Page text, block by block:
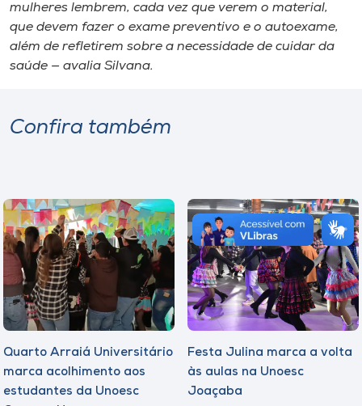
mulheres lembrem, cada vez que verem o material,
que devem fazer o exame preventivo e o autoexame,
além de refletirem sobre a necessidade de cuidar da
saúde — avalia Silvana.
Confira também
Quarto Arraiá Universitário
marca acolhimento aos
estudantes da Unoesc
Festa Julina marca a volta
às aulas na Unoesc
Joaçaba